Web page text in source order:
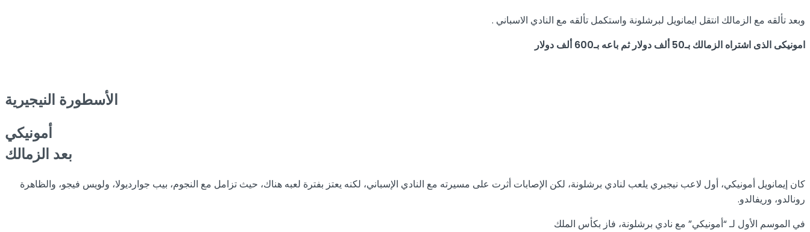
وبعد تألقه مع الزمالك انتقل ايمانويل لبرشلونة واستكمل تألقه مع النادي الاسباني .
امونيكى الذى اشتراه الزمالك بـ50 ألف دولار ثم باعه بـ600 ألف دولار
الأسطورة النيجيرية
أمونيكي
بعد الزمالك
كان إيمانويل أمونيكي، أول لاعب نيجيري يلعب لنادي برشلونة، لكن الإصابات أثرت على مسيرته مع النادي الإسباني، لكنه يعتز بفترة لعبه هناك، حيث تزامل مع النجوم، بيب جوارديولا، ولويس فيجو، والظاهرة
رونالدو، وريفالدو.
في الموسم الأول لـ “أمونيكي” مع نادي برشلونة، فاز بكأس الملك